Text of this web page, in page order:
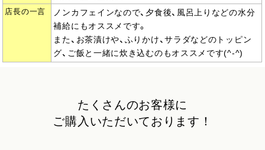
店長の一言
ノンカフェインなので、夕食後、風呂上りなどの水分
補給にもオススメです。
また、お茶漬けや、ふりかけ、サラダなどのトッピン
グ、ご飯と一緒に炊き込むのもオススメです(^-^)
たくさんのお客様に
ご購入いただいております！